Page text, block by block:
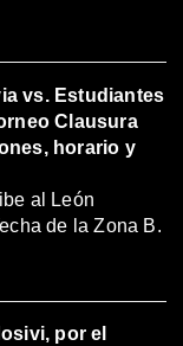
vs. Estudiantes
Clausura
horario y
al León
de la Zona B.
por el